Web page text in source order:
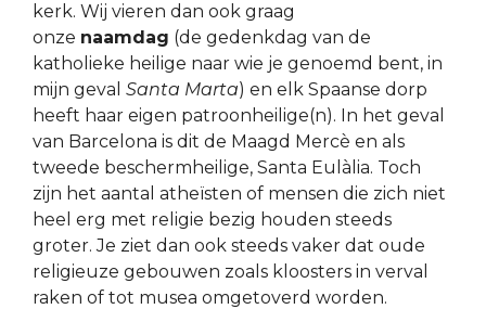
kerk. Wij vieren dan ook graag
onze naamdag (de gedenkdag van de
katholieke heilige naar wie je genoemd bent, in
mijn geval Santa Marta) en elk Spaanse dorp
heeft haar eigen patroonheilige(n). In het geval
van Barcelona is dit de Maagd Mercè en als
tweede beschermheilige, Santa Eulàlia. Toch
zijn het aantal atheïsten of mensen die zich niet
heel erg met religie bezig houden steeds
groter. Je ziet dan ook steeds vaker dat oude
religieuze gebouwen zoals kloosters in verval
raken of tot musea omgetoverd worden.